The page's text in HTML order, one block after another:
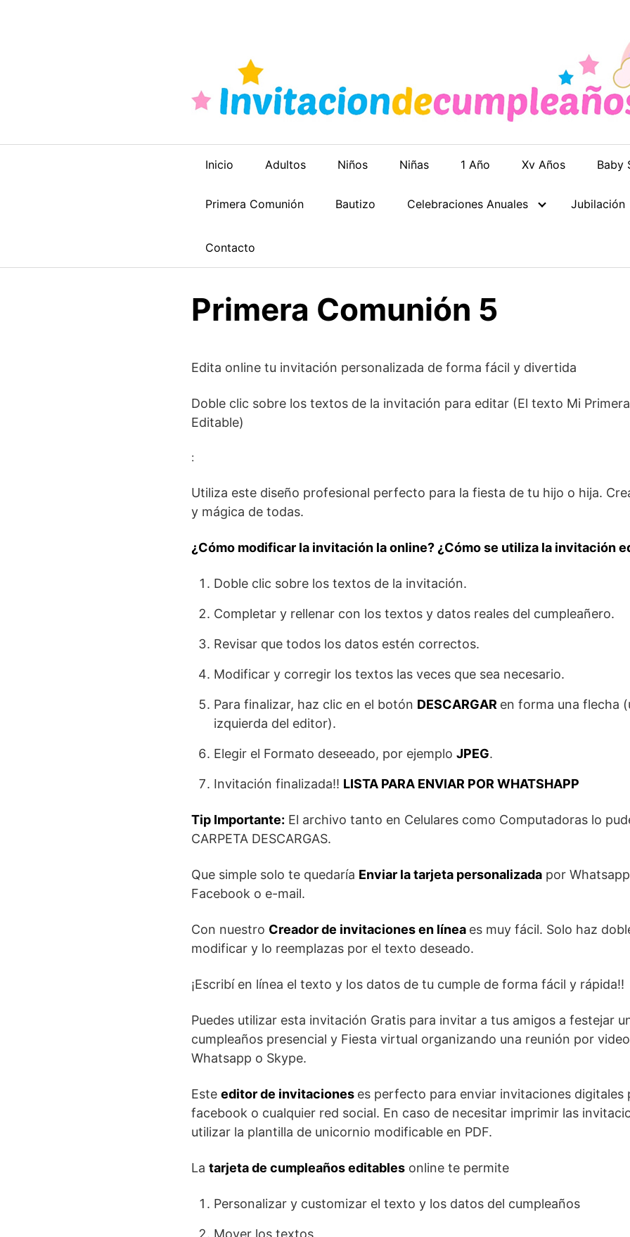
Inicio Adultos Niños Niñas 1 Año Xv Años Baby
Primera Comunión Bautizo Celebraciones Anuales Jubilación
Contacto
Primera Comunión 5
Edita online tu invitación personalizada de forma fácil y divertida
Doble clic sobre los textos de la invitación para editar (El texto Mi
Editable)
:
Utiliza este diseño profesional perfecto para la fiesta de tu hijo o hija.
y mágica de todas.
¿Cómo modificar la invitación la online? ¿Cómo se utiliza la invitación
Doble clic sobre los textos de la invitación.
Completar y rellenar con los textos y datos reales del cumpleañero.
Revisar que todos los datos estén correctos.
Modificar y corregir los textos las veces que sea necesario.
Para finalizar, haz clic en el botón DESCARGAR en forma una flecha
izquierda del editor).
Elegir el Formato deseeado, por ejemplo JPEG.
Invitación finalizada!! LISTA PARA ENVIAR POR WHATSHAPP
Tip Importante: El archivo tanto en Celulares como Computadoras lo
CARPETA DESCARGAS.
Que simple solo te quedaría Enviar la tarjeta personalizada por
Facebook o e-mail.
Con nuestro Creador de invitaciones en línea es muy fácil. Solo haz
modificar y lo reemplazas por el texto deseado.
¡Escribí en línea el texto y los datos de tu cumple de forma fácil y rápida!!
Puedes utilizar esta invitación Gratis para invitar a tus amigos a festejar
cumpleaños presencial y Fiesta virtual organizando una reunión por
Whatsapp o Skype.
Este editor de invitaciones es perfecto para enviar invitaciones digitales
facebook o cualquier red social. En caso de necesitar imprimir las
utilizar la plantilla de unicornio modificable en PDF.
La tarjeta de cumpleaños editables online te permite
Personalizar y customizar el texto y los datos del cumpleaños
Mover los textos